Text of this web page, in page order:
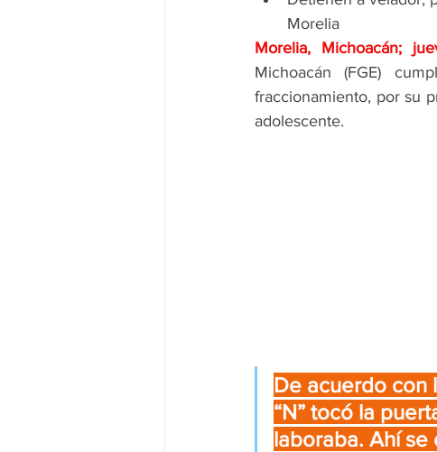
Morelia
Morelia, Michoacán;
Michoacán (FGE)
fraccionamiento, por su
adolescente.
De acuerdo con
“N” tocó la
laboraba. Ahí se